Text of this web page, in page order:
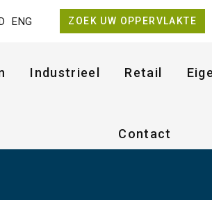
ENG ZOEK UW OPPERVLAKTE
Industrieel Retail
Contact